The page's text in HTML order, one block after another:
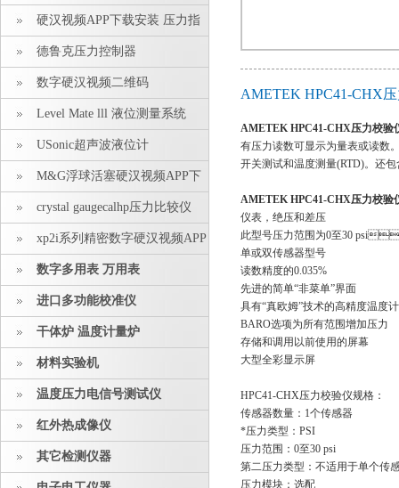
硬汉视频APP下载安装 压力指
示仪 压力标准源
德鲁克压力控制器
数字硬汉视频二维码
Level Mate lll 液位测量系统
USonic超声波液位计
M&G浮球活塞硬汉视频APP下
载安装crystal gaugecalhp压力比较仪
xp2i系列精密数字硬汉视频APP
下载安装数字多用表 万用表
进口多功能校准仪
干体炉 温度计量炉
材料实验机
温度压力电信号测试仪
红外热成像仪
其它检测仪器
AMETEK HPC41-CHX
AMETEK HPC41-CHX压力校验
有压力读数可显示为量表或读数
开关测试和温度测量(RTD)。还包
AMETEK HPC41-CHX压力校验
仪表，绝压和差压
此型号压力范围为0至30
单或双传感器型号
读数精度的0.035%
先进的简单“非菜单”界面
具有“真欧姆”技术的高精度温度计
BARO选项为所有范围增加压力
存储和调用以前使用的屏幕
大型全彩显示屏
HPC41-CHX压力校验仪规格：
传感器数量：1个传感器
*压力类型：PSI
压力范围：0至30 psi
第二压力类型：不适用于单个传
压力模块：选配